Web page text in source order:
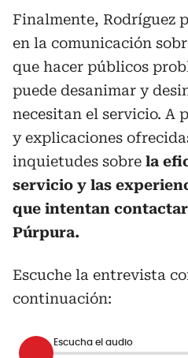
Finalmente, Rodríguez
en la comunicación
que hacer públicos
puede desanimar y
necesitan el servicio. A
y explicaciones
inquietudes sobre la
servicio y las
que intentan
Púrpura.
Escuche la entrevista
continuación:
Escucha el audio